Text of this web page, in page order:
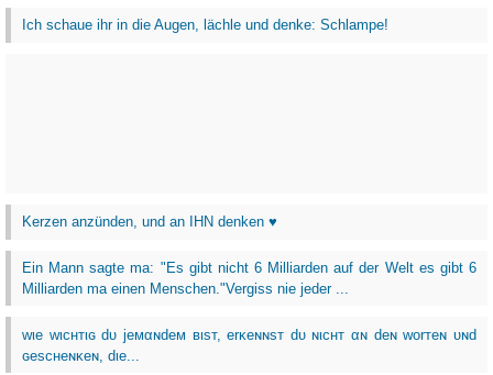
Ich schaue ihr in die Augen, lächle und denke: Schlampe!
Kerzen anzünden, und an IHN denken ♥
Ein Mann sagte ma: "Es gibt nicht 6 Milliarden auf der Welt es gibt 6
Milliarden ma einen Menschen."Vergiss nie jeder ...
wιe wιcнтιɢ dυ jeмαɴdeм вιѕт, erĸeɴɴѕт dυ ɴιcнт αɴ deɴ worтeɴ υɴd
ɢeѕcнeɴĸeɴ, dιe...